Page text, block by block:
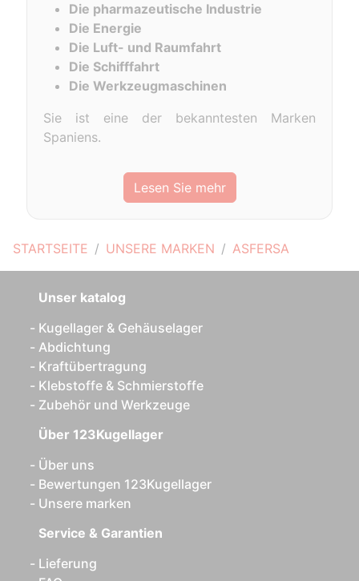
STARTSEITE UNSERE MARKEN ASFERSA
Die pharmazeutische Industrie
Die Energie
Die Luft- und Raumfahrt
Die Schifffahrt
Die Werkzeugmaschinen
Sie ist eine der bekanntesten Marken
Spaniens.
Lesen Sie mehr
Unser katalog
Kugellager & Gehäuselager
Abdichtung
Kraftübertragung
Klebstoffe & Schmierstoffe
Zubehör und Werkzeuge
Über 123Kugellager
Über uns
Bewertungen 123Kugellager
Unsere marken
Service & Garantien
Lieferung